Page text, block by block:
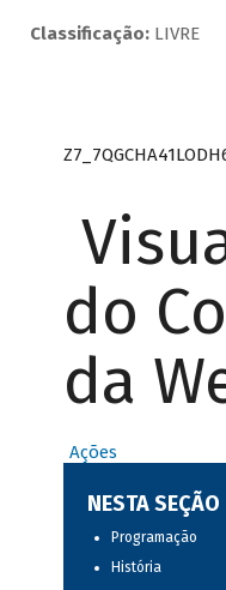
Classificação:LIVRE
do
da
Ações
NESTA SEÇÃO
Programação
História